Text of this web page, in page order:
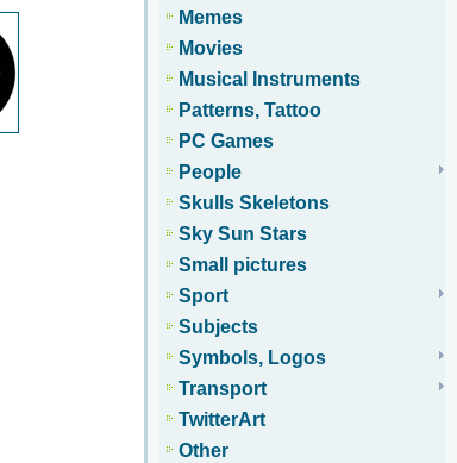
Memes
Movies
Musical Instruments
Patterns, Tattoo
PC Games
People
Skulls Skeletons
Sky Sun Stars
Small pictures
Sport
Subjects
Symbols, Logos
Transport
TwitterArt
Other